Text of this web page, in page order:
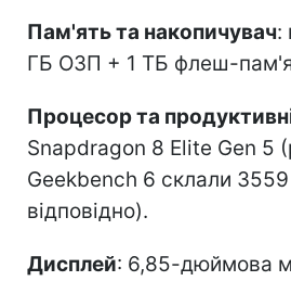
Пам'ять та накопичувач:
ГБ ОЗП + 1 ТБ флеш-
Процесор та
Snapdragon 8 Elite Gen 5
Geekbench 6 склали 3559
відповідно).
Дисплей: 6,85-дюймова